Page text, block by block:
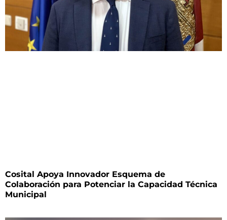
Cosital Apoya Innovador Esquema de
Colaboración para Potenciar la Capacidad Técnica
Municipal